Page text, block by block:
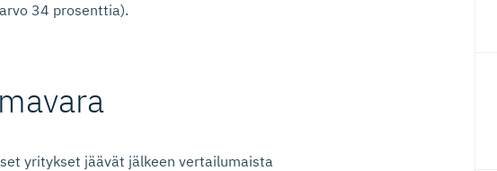
34 prosenttia).
yritykset jäävät jälkeen vertailumaista